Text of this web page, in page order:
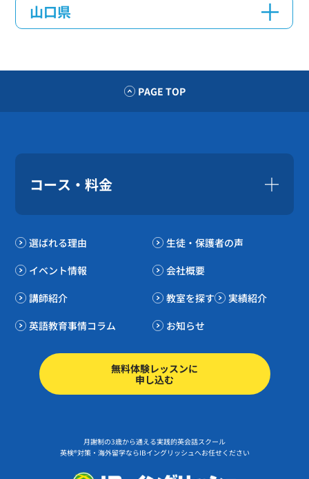
山口県
PAGE TOP
コース・料金
選ばれる理由
イベント情報
生徒・保護者の声
会社概要
講師紹介
英語教育事情コラム
教室を探す
お知らせ
実績紹介
無料体験レッスンに
申し込む
月謝制の3歳から通える実践的英会話スクール
英検®対策・海外留学ならIBイングリッシュへお任せください